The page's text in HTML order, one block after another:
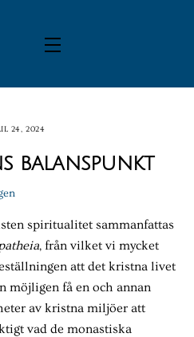
Menu
24, 2024
balanspunkt
spiritualitet sammanfattas
, från vilket vi mycket
att det kristna livet
möjligen få en och annan
av kristna miljöer att
vad de monastiska